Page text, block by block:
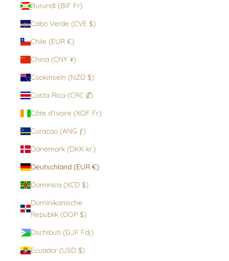
Burundi (BIF Fr)
Cabo Verde (CVE $)
Chile (EUR €)
China (CNY ¥)
Cookinseln (NZD $)
Costa Rica (CRC ₡)
Côte d’Ivoire (XOF Fr)
Curaçao (ANG ƒ)
Dänemark (DKK kr.)
Deutschland (EUR €)
Dominica (XCD $)
Dominikanische
Republik (DOP $)
Dschibuti (DJF Fdj)
Ecuador (USD $)